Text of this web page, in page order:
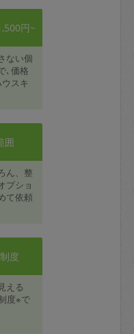
円~
ない個
､価格
スキ
囲
ん、整
プショ
て依頼
度
える
度※で